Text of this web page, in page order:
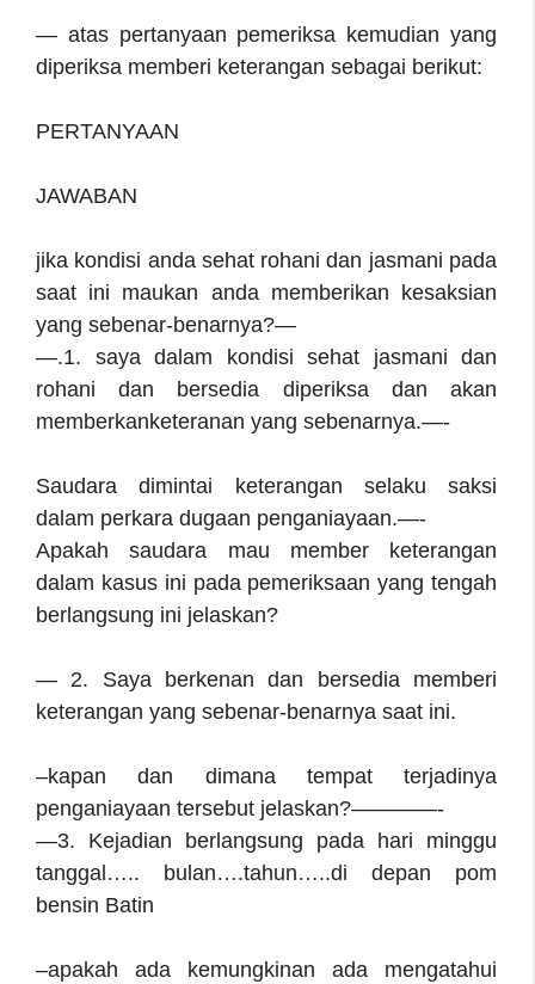
— atas pertanyaan pemeriksa kemudian yang
diperiksa memberi keterangan sebagai berikut:
PERTANYAAN
JAWABAN
jika kondisi anda sehat rohani dan jasmani pada
saat ini maukan anda memberikan kesaksian
yang sebenar-benarnya?—
—.1. saya dalam kondisi sehat jasmani dan
rohani dan bersedia diperiksa dan akan
memberkanketeranan yang sebenarnya.—-
Saudara dimintai keterangan selaku saksi
dalam perkara dugaan penganiayaan.—-
Apakah saudara mau member keterangan
dalam kasus ini pada pemeriksaan yang tengah
berlangsung ini jelaskan?
— 2. Saya berkenan dan bersedia memberi
keterangan yang sebenar-benarnya saat ini.
–kapan dan dimana tempat terjadinya
penganiayaan tersebut jelaskan?————-
—3. Kejadian berlangsung pada hari minggu
tanggal….. bulan….tahun…..di depan pom
bensin Batin
–apakah ada kemungkinan ada mengatahui